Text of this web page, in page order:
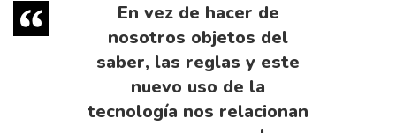
En vez de hacer de
nosotros objetos del
saber, las reglas y este
nuevo uso de la
tecnología nos relacionan